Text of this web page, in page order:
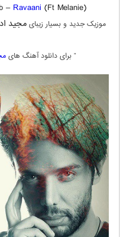
– Ravaani (Ft Melanie)
موزیک جدید و بسیار زیبایمجید
” برای دانلود آهنگ های